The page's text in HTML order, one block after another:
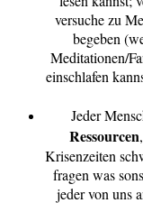
versuche zu
begeben
Meditationen/
einschlafen
Jeder
Ressourcen
Krisenzeiten
fragen was
jeder von uns